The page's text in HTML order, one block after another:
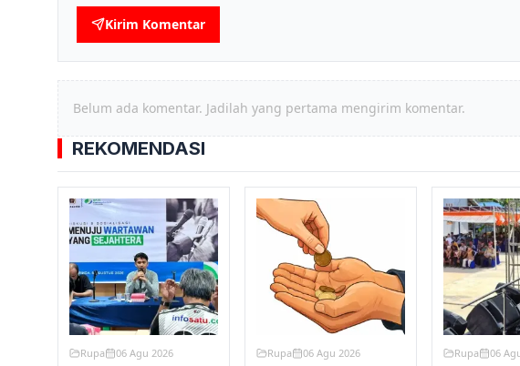
Kirim Komentar
Belum ada komentar. Jadilah yang pertama mengirim komentar.
REKOMENDASI
Rupa 06 Agu 2026 Rupa 06 Agu 2026 Rupa 06